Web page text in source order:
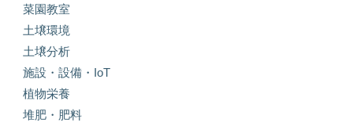
菜園教室
土壌環境
土壌分析
施設・設備・IoT
植物栄養
堆肥・肥料